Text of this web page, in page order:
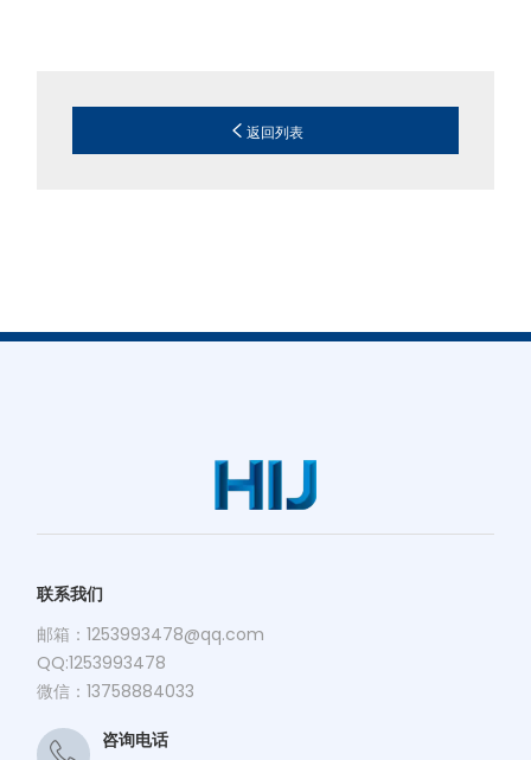
返回列表
联系我们
邮箱：1253993478@qq.com
QQ:1253993478
微信：13758884033
咨询电话